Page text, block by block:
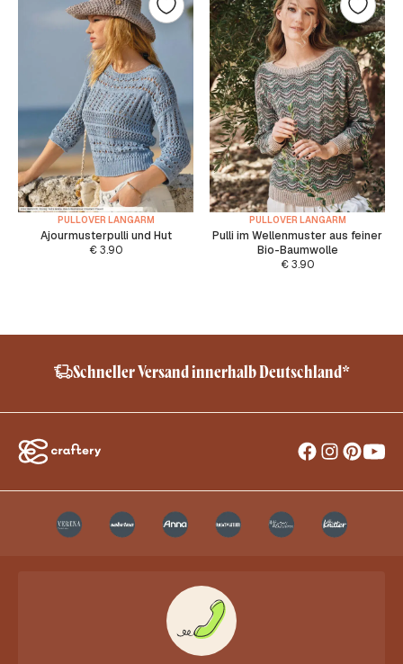
PULLOVER LANGARM
Ajourmusterpulli und Hut
€3.90
PULLOVER LANGARM
Pulli im Wellenmuster aus feiner
Bio-Baumwolle
€3.90
Schneller Versand innerhalb Deutschland*